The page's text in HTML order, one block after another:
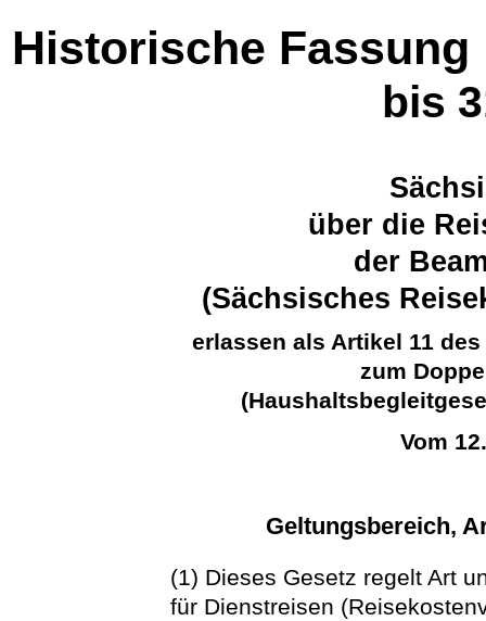
Historische Fassung
bis
über die
der
(Sächsisches
erlassen als Artikel 11
zum
Vom
Geltungsbereich,
(1) Dieses Gesetz regelt Art
für Dienstreisen